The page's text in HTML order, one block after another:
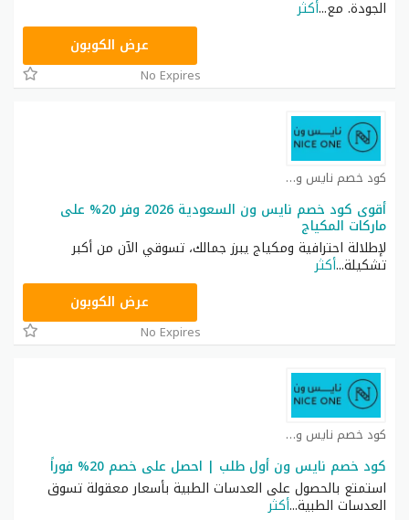
الجودة. مع...أكثر
عرض الكوبون
No Expires
كود خصم نايس ون كوبون
أقوى كود خصم نايس ون السعودية 2026 وفر 20% على
ماركات المكياج
لإطلالة احترافية ومكياج يبرز جمالك، تسوقي الآن من أكبر
تشكيلة...أكثر
ARB11عرض الكوبون
No Expires
كود خصم نايس ون كوبون
كود خصم نايس ون أول طلب | احصل على خصم 20% فوراً
استمتع بالحصول على العدسات الطبية بأسعار معقولة تسوق
العدسات الطبية...أكثر